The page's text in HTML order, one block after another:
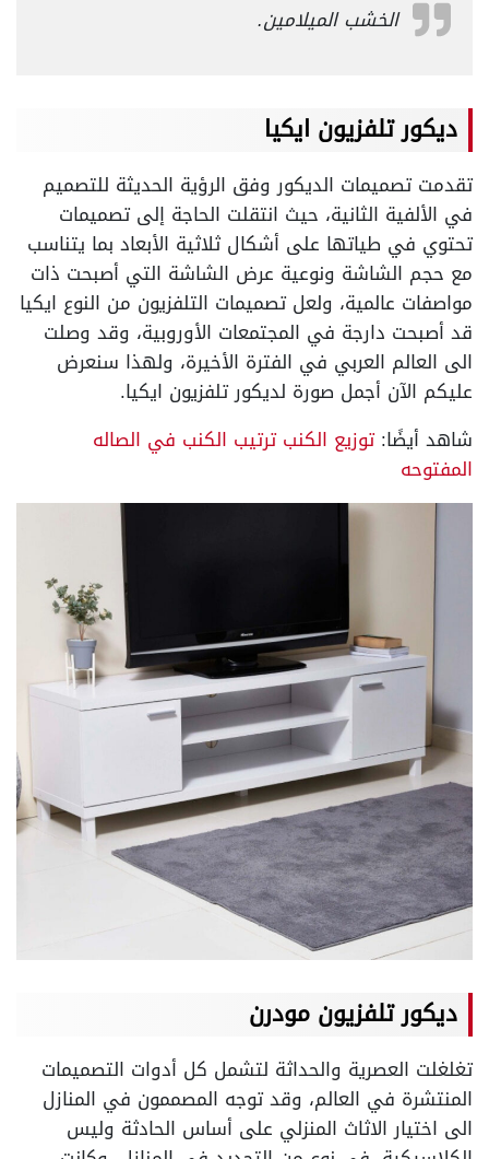
الخشب الميلامين.
ديكور تلفزيون ايكيا
تقدمت تصميمات الديكور وفق الرؤية الحديثة للتصميم
في الألفية الثانية، حيث انتقلت الحاجة إلى تصميمات
تحتوي في طياتها على أشكال ثلاثية الأبعاد بما يتناسب
مع حجم الشاشة ونوعية عرض الشاشة التي أصبحت ذات
مواصفات عالمية، ولعل تصميمات التلفزيون من النوع ايكيا
قد أصبحت دارجة في المجتمعات الأوروبية، وقد وصلت
الى العالم العربي في الفترة الأخيرة، ولهذا سنعرض
عليكم الآن أجمل صورة لديكور تلفزيون ايكيا.
شاهد أيضًا:توزيع الكنب ترتيب الكنب في الصاله
المفتوحه
ديكور تلفزيون مودرن
تغلغلت العصرية والحداثة لتشمل كل أدوات التصميمات
المنتشرة في العالم، وقد توجه المصممون في المنازل
الى اختيار الاثاث المنزلي على أساس الحادثة وليس